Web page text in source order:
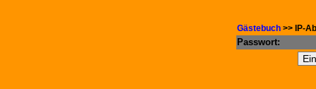
Gästebuch >> IP-
Passwort: